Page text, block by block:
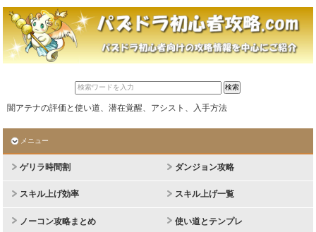
闇アテナの評価と使い道、潜在覚醒、アシスト、入手方法
メニュー
ゲリラ時間割 ダンジョン攻略
スキル上げ効率 スキル上げ一覧
ノーコン攻略まとめ 使い道とテンプレ